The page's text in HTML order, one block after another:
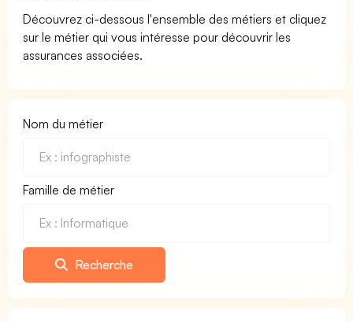
Découvrez ci-dessous l'ensemble des métiers et cliquez
sur le métier qui vous intéresse pour découvrir les
assurances associées.
Nom du métier
Famille de métier
Recherche